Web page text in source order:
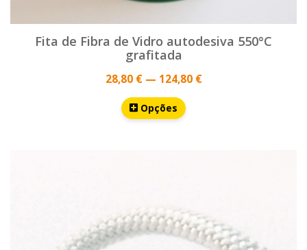
Fita de Fibra de Vidro autodesiva 550°C
grafitada
28,80 € — 124,80 €
Opções